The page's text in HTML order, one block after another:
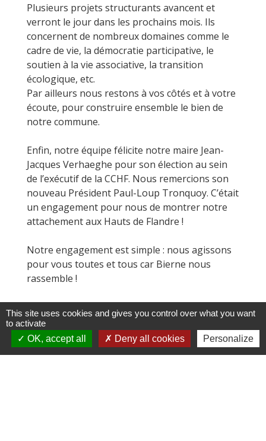
Plusieurs projets structurants avancent et
verront le jour dans les prochains mois. Ils
concernent de nombreux domaines comme le
cadre de vie, la démocratie participative, le
soutien à la vie associative, la transition
écologique, etc.
Par ailleurs nous restons à vos côtés et à votre
écoute, pour construire ensemble le bien de
notre commune.
Enfin, notre équipe félicite notre maire Jean-
Jacques Verhaeghe pour son élection au sein
de l’exécutif de la CCHF. Nous remercions son
nouveau Président Paul-Loup Tronquoy. C’était
un engagement pour nous de montrer notre
attachement aux Hauts de Flandre !
Notre engagement est simple : nous agissons
pour vous toutes et tous car Bierne nous
rassemble !
This site uses cookies and gives you control over what you want
to activate
OK, accept all
Deny all cookies Personalize